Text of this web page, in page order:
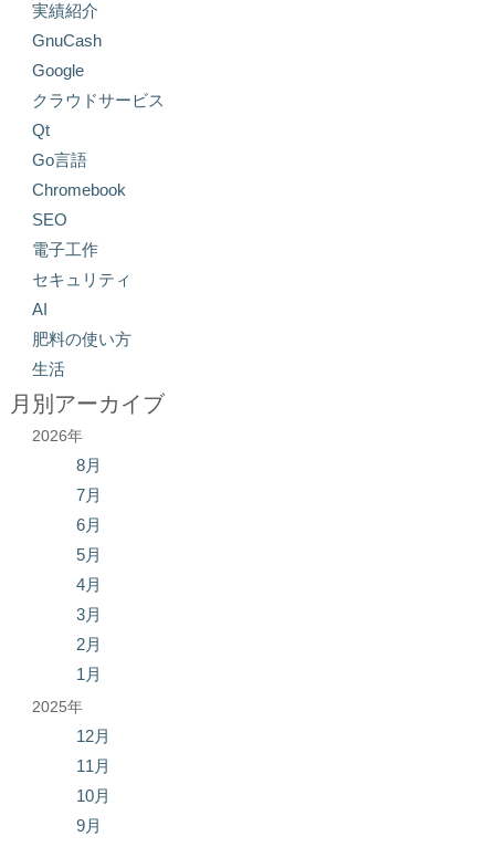
実績紹介
GnuCash
Google
クラウドサービス
Qt
Go言語
Chromebook
SEO
電子工作
セキュリティ
AI
肥料の使い方
生活
月別アーカイブ
2026年
8月
7月
6月
5月
4月
3月
2月
1月
2025年
12月
11月
10月
9月